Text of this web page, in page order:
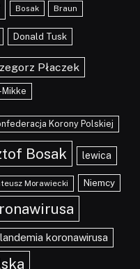
Bosak Braun
Donald Tusk
Płaczek
Mikke
Korony Polskiej
Bosak lewica
Morawiecki Niemcy
koronawirusa